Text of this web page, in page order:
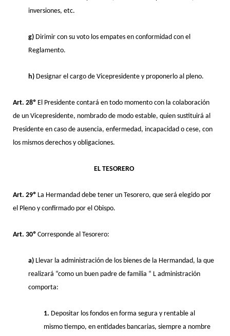
inversiones, etc.
g) Dirimir con su voto los empates en conformidad con el
Reglamento.
h) Designar el cargo de Vicepresidente y proponerlo al pleno.
Art. 28º El Presidente contará en todo momento con la colaboración
de un Vicepresidente, nombrado de modo estable, quien sustituirá al
Presidente en caso de ausencia, enfermedad, incapacidad o cese, con
los mismos derechos y obligaciones.
EL TESORERO
Art. 29º La Hermandad debe tener un Tesorero, que será elegido por
el Pleno y confirmado por el Obispo.
Art. 30º Corresponde al Tesorero:
a) Llevar la administración de los bienes de la Hermandad, la que
realizará “como un buen padre de familia “ L administración
comporta:
1. Depositar los fondos en forma segura y rentable al
mismo tiempo, en entidades bancarias, siempre a nombre